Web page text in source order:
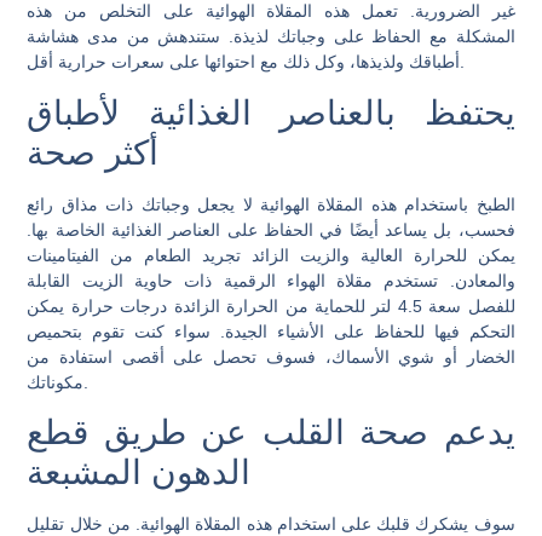
غير الضرورية. تعمل هذه المقلاة الهوائية على التخلص من هذه
المشكلة مع الحفاظ على وجباتك لذيذة. ستندهش من مدى هشاشة
أطباقك ولذيذها، وكل ذلك مع احتوائها على سعرات حرارية أقل.
يحتفظ بالعناصر الغذائية لأطباق
أكثر صحة
الطبخ باستخدام هذه المقلاة الهوائية لا يجعل وجباتك ذات مذاق رائع
فحسب، بل يساعد أيضًا في الحفاظ على العناصر الغذائية الخاصة بها.
يمكن للحرارة العالية والزيت الزائد تجريد الطعام من الفيتامينات
والمعادن. تستخدم مقلاة الهواء الرقمية ذات حاوية الزيت القابلة
للفصل سعة 4.5 لتر للحماية من الحرارة الزائدة درجات حرارة يمكن
التحكم فيها للحفاظ على الأشياء الجيدة. سواء كنت تقوم بتحميص
الخضار أو شوي الأسماك، فسوف تحصل على أقصى استفادة من
يدعم صحة القلب عن طريق قطع
الدهون المشبعة
سوف يشكرك قلبك على استخدام هذه المقلاة الهوائية. من خلال تقليل